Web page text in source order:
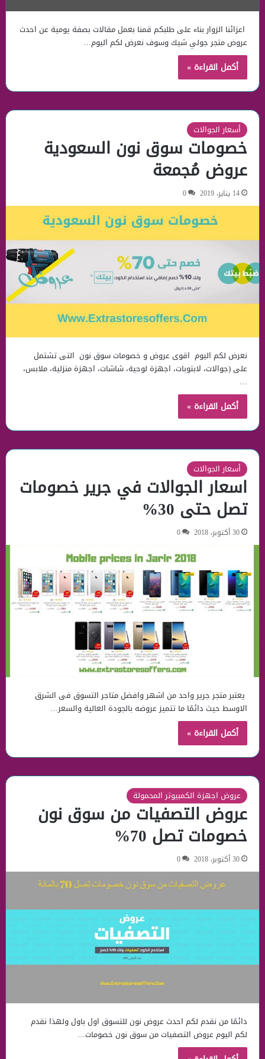
اعزائنا الزوار بناء على طلبكم قمنا بعمل مقالات بصفة يومية عن احدث
عروض متجر جولي شيك وسوف نعرض لكم اليوم…
أكمل القراءة »
أسعار الجوالات
خصومات سوق نون السعودية
عروض مُجمعة
14 يناير، 2019 0
نعرض لكم اليوم اقوى عروض و خصومات سوق نون التى تشتمل
على (جوالات، لابتوبات، اجهزة لوحية، شاشات، اجهزة منزلية، ملابس،
…
أكمل القراءة »
أسعار الجوالات
اسعار الجوالات في جرير خصومات
تصل حتى 30%
30 أكتوبر، 2018 0
يعتبر متجر جرير واحد من اشهر وافضل متاجر التسوق فى الشرق
الاوسط حيث دائمًا ما تتميز عروضه بالجودة العالية والسعر…
أكمل القراءة »
عروض اجهزة الكمبيوتر المحمولة
عروض التصفيات من سوق نون
خصومات تصل 70%
30 أكتوبر، 2018 0
دائمًا من نقدم لكم احدث عروض نون للتسوق اول باول ولهذا نقدم
لكم اليوم عروض التصفيات من سوق نون خصومات…